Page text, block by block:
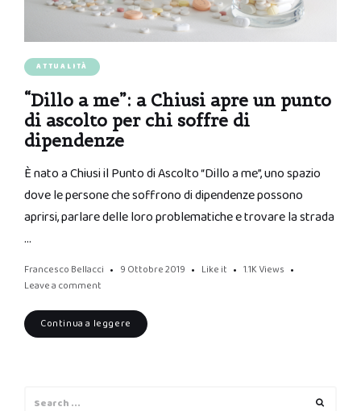
ATTUALITÀ
“Dillo a me”: a Chiusi apre un punto
di ascolto per chi soffre di
dipendenze
È nato a Chiusi il Punto di Ascolto “Dillo a me”, uno spazio
dove le persone che soffrono di dipendenze possono
aprirsi, parlare delle loro problematiche e trovare la strada
…
Francesco Bellacci 9 Ottobre 2019 Like it 1.1K Views
Leave a comment
Continua a leggere